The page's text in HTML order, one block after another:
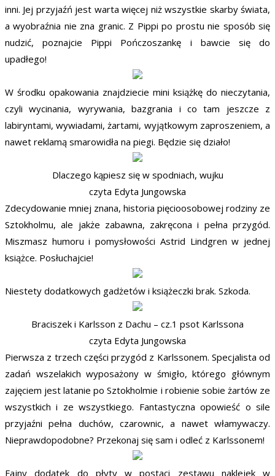
inni. Jej przyjaźń jest warta więcej niż wszystkie skarby świata,
a wyobraźnia nie zna granic. Z Pippi po prostu nie sposób się
nudzić, poznajcie Pippi Pończoszankę i bawcie się do
upadłego!
W środku opakowania znajdziecie mini książkę do nieczytania,
czyli wycinania, wyrywania, bazgrania i co tam jeszcze z
labiryntami, wywiadami, żartami, wyjątkowym zaproszeniem, a
nawet reklamą smarowidła na piegi. Będzie się działo!
Dlaczego kąpiesz się w spodniach, wujku
czyta Edyta Jungowska
Zdecydowanie mniej znana, historia pięcioosobowej rodziny ze
Sztokholmu, ale jakże zabawna, zakręcona i pełna przygód.
Miszmasz humoru i pomysłowości Astrid Lindgren w jednej
książce. Posłuchajcie!
Niestety dodatkowych gadżetów i książeczki brak. Szkoda.
Braciszek i Karlsson z Dachu – cz.1 psot Karlssona
czyta Edyta Jungowska
Pierwsza z trzech części przygód z Karlssonem. Specjalista od
zadań wszelakich wyposażony w śmigło, którego głównym
zajęciem jest latanie po Sztokholmie i robienie sobie żartów ze
wszystkich i ze wszystkiego. Fantastyczna opowieść o sile
przyjaźni pełna duchów, czarownic, a nawet włamywaczy.
Nieprawdopodobne? Przekonaj się sam i odleć z Karlssonem!
Fajny dodatek do płyty w postaci zestawu naklejek w